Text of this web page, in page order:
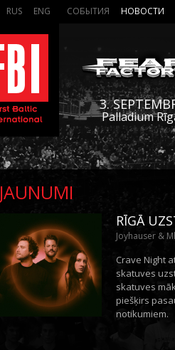
RUS ENG СОБЫТИЯ НОВОСТИ
3.
Palladium
JAUNUMI
RĪGĀ
Joyhauser &
Crave Night
skatuves
skatuves
piešķirs
notikumiem.